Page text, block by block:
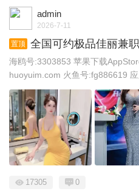
admin
2026-7-11
置顶 全国可约极品佳丽兼
海鸥号:3303853 苹果下载
huoyuim.com 火鱼号:fg886619 应
17305 0